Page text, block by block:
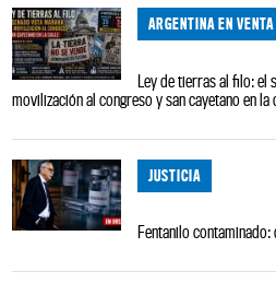
ARGENTINA EN VENTA
Ley de tierras al filo: el
movilización al congreso y san cayetano en la
JUSTICIA
Fentanilo contaminado: